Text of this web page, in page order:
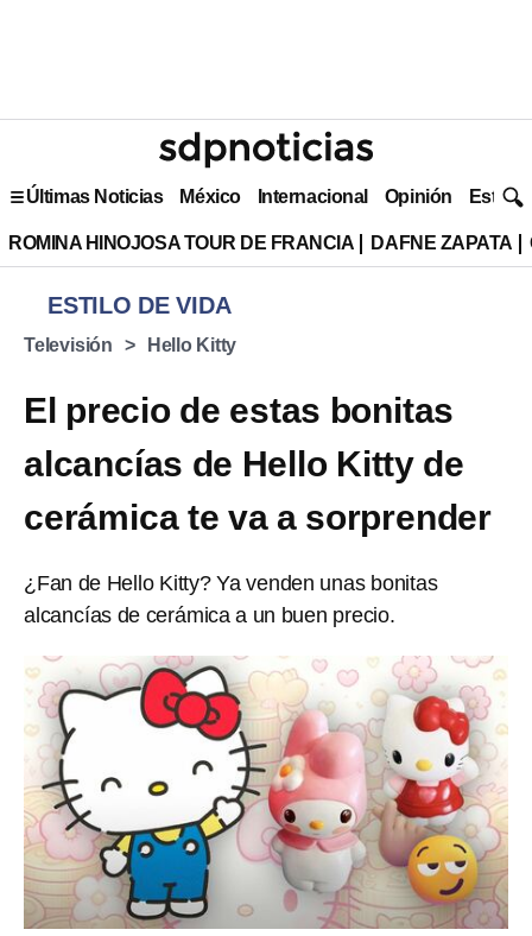
Últimas Noticias México Internacional Opinión Estilo
ROMINA HINOJOSA TOUR DE FRANCIA DAFNE ZAPATA
ESTILO DE VIDA
Televisión Hello Kitty
El precio de estas bonitas
alcancías de Hello Kitty de
cerámica te va a sorprender
¿Fan de Hello Kitty? Ya venden unas bonitas
alcancías de cerámica a un buen precio.